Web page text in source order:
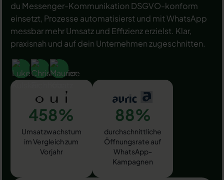
du Messenger-Kommunikation DSGVO-konform
einsetzt, Prozesse automatisierst und mit WhatsApp
messbar mehr Umsatz und Effizienz erzielst. Klar,
praxisnah und auf dein Unternehmen zugeschnitten.
458%
Umsatzwachstum
im Vergleich zum
Vorjahr
88%
durchschnittliche
Öffnungsrate auf
WhatsApp-
Kampagnen